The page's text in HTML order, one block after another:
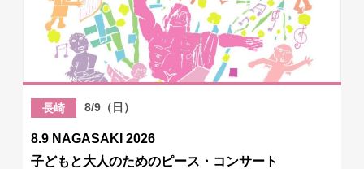
長崎 8/9（日）
8.9 NAGASAKI 2026
子どもと大人のためのピース・コンサート